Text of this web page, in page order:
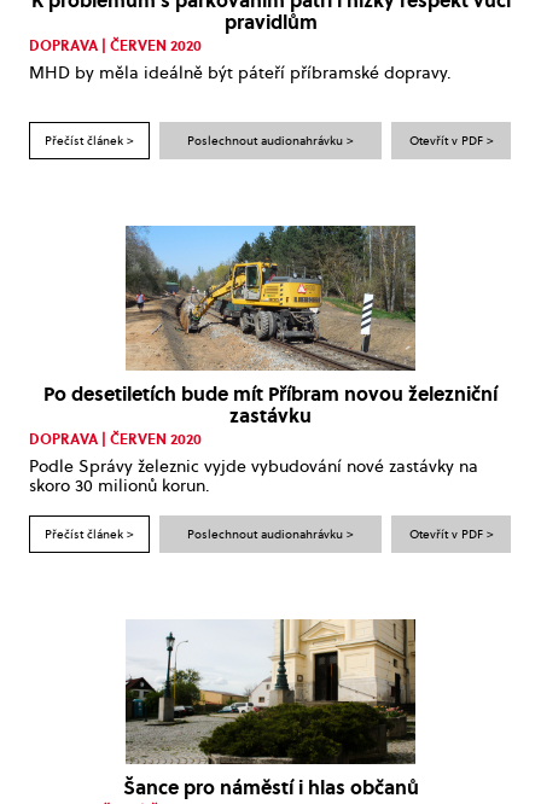
pravidlům
DOPRAVA | ČERVEN 2020
MHD by měla ideálně být páteří příbramské dopravy.
Přečíst článek > Poslechnout audionahrávku > Otevřít v PDF >
Po desetiletích bude mít Příbram novou železniční
zastávku
DOPRAVA | ČERVEN 2020
Podle Správy železnic vyjde vybudování nové zastávky na
skoro 30 milionů korun.
Přečíst článek > Poslechnout audionahrávku > Otevřít v PDF >
Šance pro náměstí i hlas občanů